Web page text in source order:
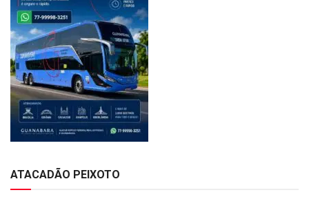
ATACADÃO PEIXOTO